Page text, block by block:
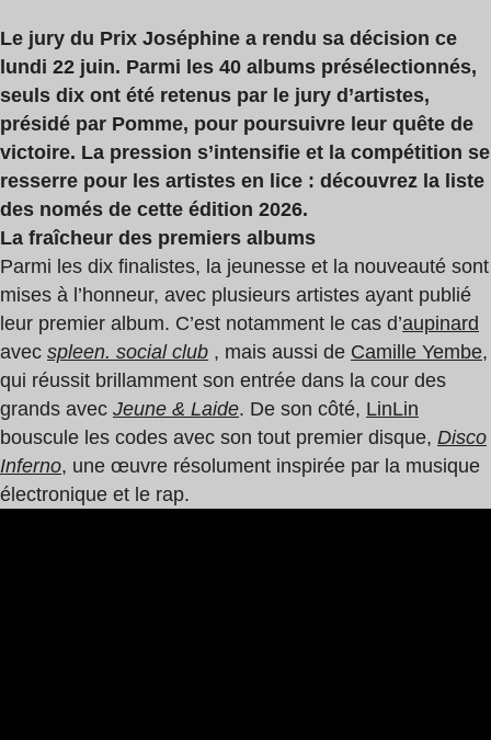
Le jury du Prix Joséphine a rendu sa décision ce
lundi 22 juin. Parmi les 40 albums présélectionnés,
seuls dix ont été retenus par le jury d’artistes,
présidé par Pomme, pour poursuivre leur quête de
victoire. La pression s’intensifie et la compétition se
resserre pour les artistes en lice : découvrez la liste
des només de cette édition 2026.
La fraîcheur des premiers albums
Parmi les dix finalistes, la jeunesse et la nouveauté sont
mises à l’honneur, avec plusieurs artistes ayant publié
leur premier album. C’est notamment le cas d’aupinard
avec spleen. social club , mais aussi de Camille Yembe,
qui réussit brillamment son entrée dans la cour des
grands avec Jeune & Laide. De son côté, LinLin
bouscule les codes avec son tout premier disque, Disco
Inferno, une œuvre résolument inspirée par la musique
électronique et le rap.